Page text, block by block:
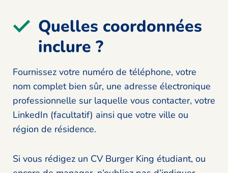
Quelles coordonnées
inclure ?
Fournissez votre numéro de téléphone, votre
nom complet bien sûr, une adresse électronique
professionnelle sur laquelle vous contacter, votre
LinkedIn (facultatif) ainsi que votre ville ou
région de résidence.
Si vous rédigez un CV Burger King étudiant, ou